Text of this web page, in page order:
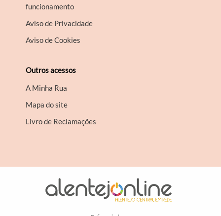
funcionamento
Aviso de Privacidade
Aviso de Cookies
Outros acessos
A Minha Rua
Mapa do site
Livro de Reclamações